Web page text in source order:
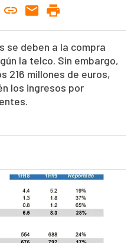
se deben a la compra
la telco. Sin embargo,
216 millones de euros,
los ingresos por